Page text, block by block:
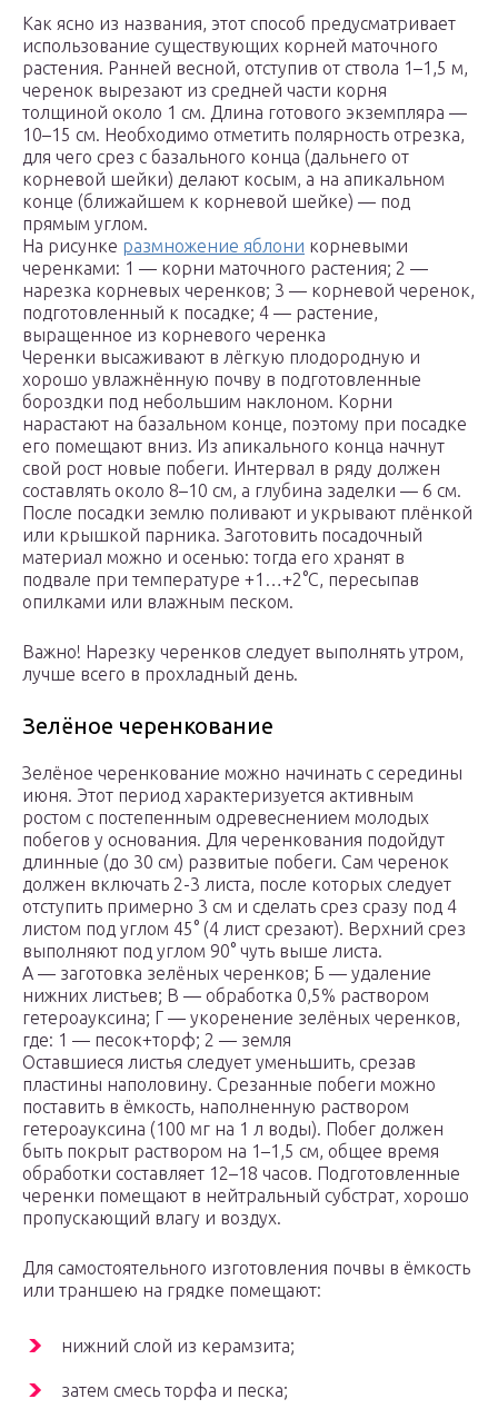
Как ясно из названия, этот способ предусматривает
использование существующих корней маточного
растения. Ранней весной, отступив от ствола 1–1,5 м,
черенок вырезают из средней части корня
толщиной около 1 см. Длина готового экземпляра —
10–15 см. Необходимо отметить полярность отрезка,
для чего срез с базального конца (дальнего от
корневой шейки) делают косым, а на апикальном
конце (ближайшем к корневой шейке) — под
прямым углом.
На рисунке размножение яблони корневыми
черенками: 1 — корни маточного растения; 2 —
нарезка корневых черенков; 3 — корневой черенок,
подготовленный к посадке; 4 — растение,
выращенное из корневого черенка
Черенки высаживают в лёгкую плодородную и
хорошо увлажнённую почву в подготовленные
бороздки под небольшим наклоном. Корни
нарастают на базальном конце, поэтому при посадке
его помещают вниз. Из апикального конца начнут
свой рост новые побеги. Интервал в ряду должен
составлять около 8–10 см, а глубина заделки — 6 см.
После посадки землю поливают и укрывают плёнкой
или крышкой парника. Заготовить посадочный
материал можно и осенью: тогда его хранят в
подвале при температуре +1…+2°C, пересыпав
опилками или влажным песком.
Важно! Нарезку черенков следует выполнять утром,
лучше всего в прохладный день.
Зелёное черенкование
Зелёное черенкование можно начинать с середины
июня. Этот период характеризуется активным
ростом с постепенным одревеснением молодых
побегов у основания. Для черенкования подойдут
длинные (до 30 см) развитые побеги. Сам черенок
должен включать 2-3 листа, после которых следует
отступить примерно 3 см и сделать срез сразу под 4
листом под углом 45° (4 лист срезают). Верхний срез
выполняют под углом 90° чуть выше листа.
А — заготовка зелёных черенков; Б — удаление
нижних листьев; В — обработка 0,5% раствором
гетероауксина; Г — укоренение зелёных черенков,
где: 1 — песок+торф; 2 — земля
Оставшиеся листья следует уменьшить, срезав
пластины наполовину. Срезанные побеги можно
поставить в ёмкость, наполненную раствором
гетероауксина (100 мг на 1 л воды). Побег должен
быть покрыт раствором на 1–1,5 см, общее время
обработки составляет 12–18 часов. Подготовленные
черенки помещают в нейтральный субстрат, хорошо
пропускающий влагу и воздух.
Для самостоятельного изготовления почвы в ёмкость
или траншею на грядке помещают:
нижний слой из керамзита;
затем смесь торфа и песка;